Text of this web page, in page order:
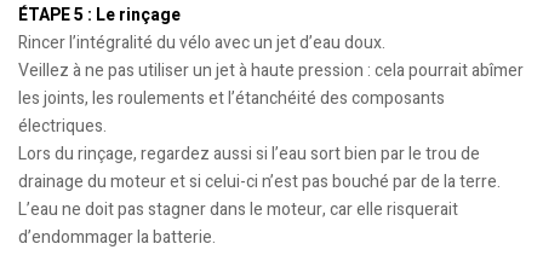
ÉTAPE 5 : Le rinçage
Rincer l’intégralité du vélo avec un jet d’eau doux.
Veillez à ne pas utiliser un jet à haute pression : cela pourrait abîmer
les joints, les roulements et l’étanchéité des composants
électriques.
Lors du rinçage, regardez aussi si l’eau sort bien par le trou de
drainage du moteur et si celui-ci n’est pas bouché par de la terre.
L’eau ne doit pas stagner dans le moteur, car elle risquerait
d’endommager la batterie.